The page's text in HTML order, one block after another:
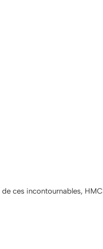
ces incontournables, HMC